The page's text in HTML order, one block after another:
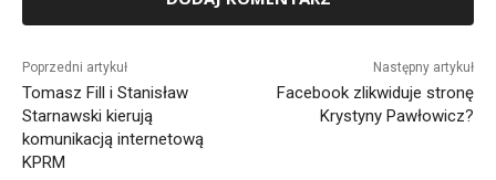
Poprzedni artykuł
Tomasz Fill i Stanisław
Starnawski kierują
komunikacją internetową
KPRM
Następny artykuł
Facebook zlikwiduje stronę
Krystyny Pawłowicz?